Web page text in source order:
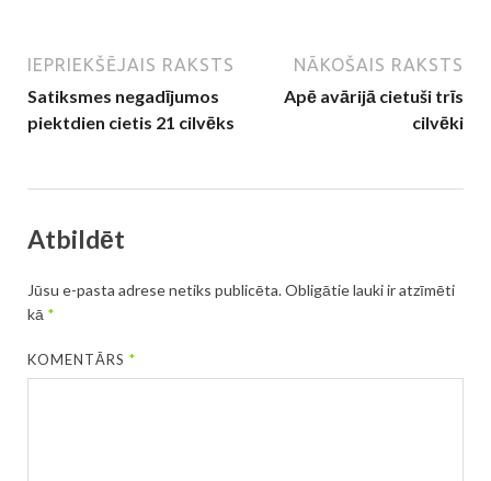
IEPRIEKŠĒJAIS RAKSTS
Satiksmes negadījumos
piektdien cietis 21 cilvēks
NĀKOŠAIS RAKSTS
Apē avārijā cietuši trīs
cilvēki
Atbildēt
Jūsu e-pasta adrese netiks publicēta.Obligātie lauki ir atzīmēti
kā *
KOMENTĀRS*